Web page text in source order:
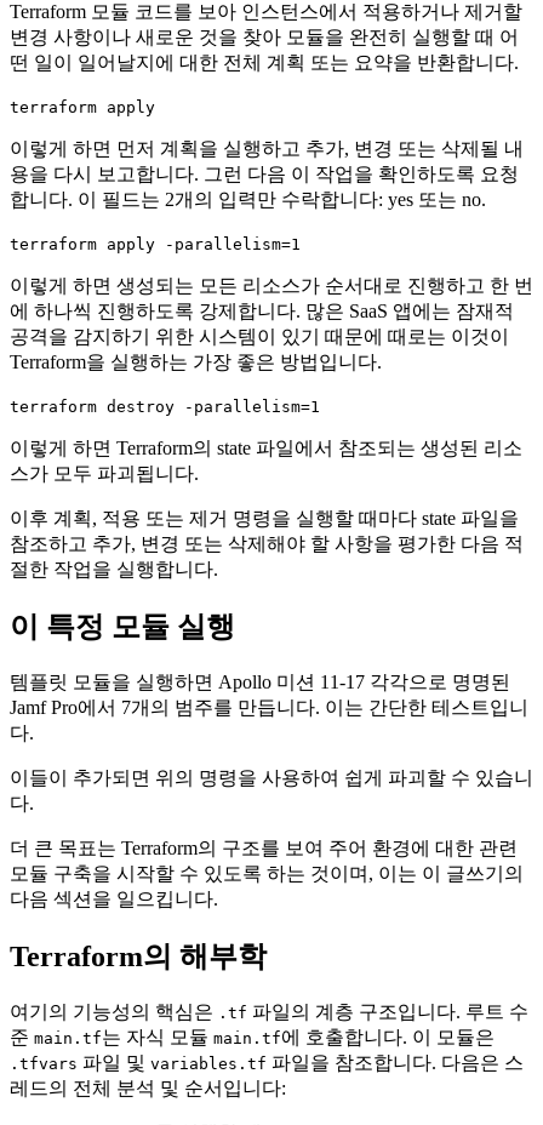
Terraform 모듈 코드를 보아 인스턴스에서 적용하거나 제거할
변경 사항이나 새로운 것을 찾아 모듈을 완전히 실행할 때 어
떤 일이 일어날지에 대한 전체 계획 또는 요약을 반환합니다.
terraform apply
이렇게 하면 먼저 계획을 실행하고 추가, 변경 또는 삭제될 내
용을 다시 보고합니다. 그런 다음 이 작업을 확인하도록 요청
합니다. 이 필드는 2개의 입력만 수락합니다: yes 또는 no.
terraform apply -parallelism=1
이렇게 하면 생성되는 모든 리소스가 순서대로 진행하고 한 번
에 하나씩 진행하도록 강제합니다. 많은 SaaS 앱에는 잠재적
공격을 감지하기 위한 시스템이 있기 때문에 때로는 이것이
Terraform을 실행하는 가장 좋은 방법입니다.
terraform destroy -parallelism=1
이렇게 하면 Terraform의 state 파일에서 참조되는 생성된 리소
스가 모두 파괴됩니다.
이후 계획, 적용 또는 제거 명령을 실행할 때마다 state 파일을
참조하고 추가, 변경 또는 삭제해야 할 사항을 평가한 다음 적
절한 작업을 실행합니다.
이 특정 모듈 실행
템플릿 모듈을 실행하면 Apollo 미션 11-17 각각으로 명명된
Jamf Pro에서 7개의 범주를 만듭니다. 이는 간단한 테스트입니
다.
이들이 추가되면 위의 명령을 사용하여 쉽게 파괴할 수 있습니
다.
더 큰 목표는 Terraform의 구조를 보여 주어 환경에 대한 관련
모듈 구축을 시작할 수 있도록 하는 것이며, 이는 이 글쓰기의
다음 섹션을 일으킵니다.
Terraform의 해부학
여기의 기능성의 핵심은 .tf 파일의 계층 구조입니다. 루트 수
준 main.tf는 자식 모듈 main.tf에 호출합니다. 이 모듈은
.tfvars 파일 및 variables.tf 파일을 참조합니다. 다음은 스
레드의 전체 분석 및 순서입니다: